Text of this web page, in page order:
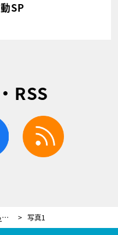
SP
RSS
facebook
ロンブー淳らがセクシー女優事務所に潜入！ネットだけの“禁断企画”配信 写真1